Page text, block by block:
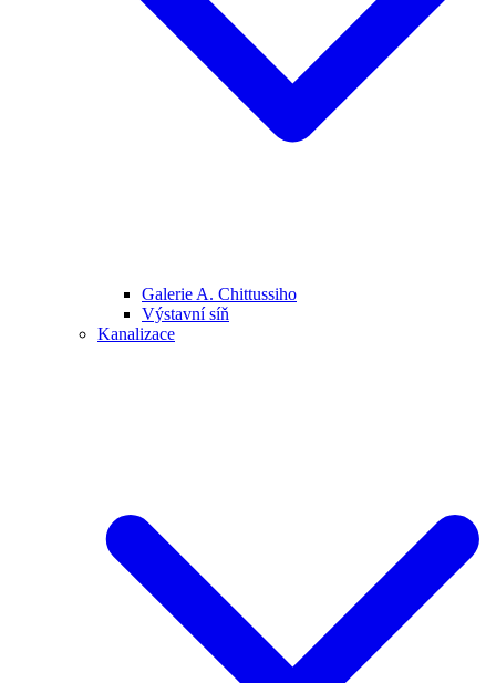
Galerie A. Chittussiho
Výstavní síň
Kanalizace